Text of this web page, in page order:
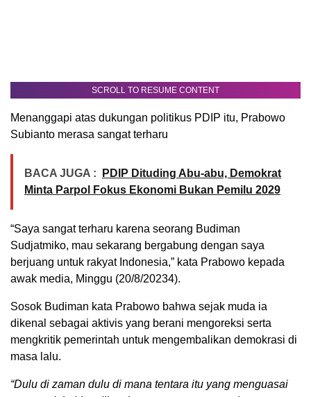
SCROLL TO RESUME CONTENT
Menanggapi atas dukungan politikus PDIP itu, Prabowo
Subianto merasa sangat terharu
BACA JUGA :
PDIP Dituding Abu-abu, Demokrat
Minta Parpol Fokus Ekonomi Bukan Pemilu 2029
“Saya sangat terharu karena seorang Budiman
Sudjatmiko, mau sekarang bergabung dengan saya
berjuang untuk rakyat Indonesia,” kata Prabowo kepada
awak media, Minggu (20/8/20234).
Sosok Budiman kata Prabowo bahwa sejak muda ia
dikenal sebagai aktivis yang berani mengoreksi serta
mengkritik pemerintah untuk mengembalikan demokrasi di
masa lalu.
“Dulu di zaman dulu di mana tentara itu yang menguasai